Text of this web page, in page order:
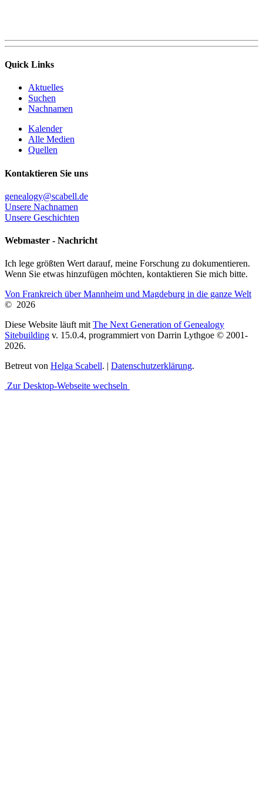
Quick Links
Aktuelles
Suchen
Nachnamen
Kalender
Alle Medien
Quellen
Kontaktieren Sie uns
genealogy@scabell.de
Unsere Nachnamen
Unsere Geschichten
Webmaster - Nachricht
Ich lege größten Wert darauf, meine Forschung zu dokumentieren.
Wenn Sie etwas hinzufügen möchten, kontaktieren Sie mich bitte.
Von Frankreich über Mannheim und Magdeburg in die ganze Welt
© 2026
Diese Website läuft mitThe Next Generation of Genealogy
Sitebuilding v. 15.0.4, programmiert von Darrin Lythgoe © 2001-
2026.
Betreut von Helga Scabell. | Datenschutzerklärung.
Zur Desktop-Webseite wechseln